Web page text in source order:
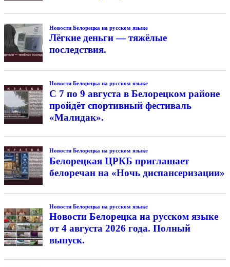
Новости Белорецка на русском языке
Лёгкие деньги — тяжёлые
последствия.
Новости Белорецка на русском языке
С 7 по 9 августа в Белорецком районе
пройдёт спортивный фестиваль
«Малидак».
Новости Белорецка на русском языке
Белорецкая ЦРКБ приглашает
белоречан на «Ночь диспансеризации»
Новости Белорецка на русском языке
Новости Белорецка на русском языке
от 4 августа 2026 года. Полный
выпуск.